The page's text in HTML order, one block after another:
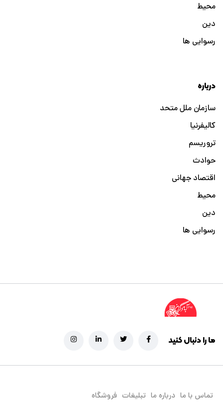
محیط
دین
رسوایی ها
درباره
سازمان ملل متحد
کالیفرنیا
تروریسم
حوادث
اقتصاد جهانی
محیط
دین
رسوایی ها
ما را دنبال کنید
تماس با ما درباره ما تبلیغات فروشگاه